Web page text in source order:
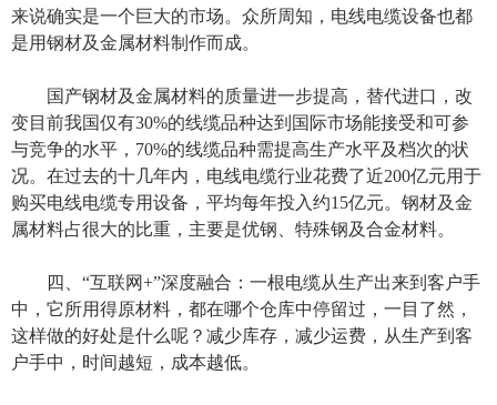
来说确实是一个巨大的市场。众所周知，电线电缆设备也都
是用钢材及金属材料制作而成。
国产钢材及金属材料的质量进一步提高，替代进口，改
变目前我国仅有30%的线缆品种达到国际市场能接受和可参
与竞争的水平，70%的线缆品种需提高生产水平及档次的状
况。在过去的十几年内，电线电缆行业花费了近200亿元用于
购买电线电缆专用设备，平均每年投入约15亿元。钢材及金
属材料占很大的比重，主要是优钢、特殊钢及合金材料。
四、“互联网+”深度融合：一根电缆从生产出来到客户手
中，它所用得原材料，都在哪个仓库中停留过，一目了然，
这样做的好处是什么呢？减少库存，减少运费，从生产到客
户手中，时间越短，成本越低。